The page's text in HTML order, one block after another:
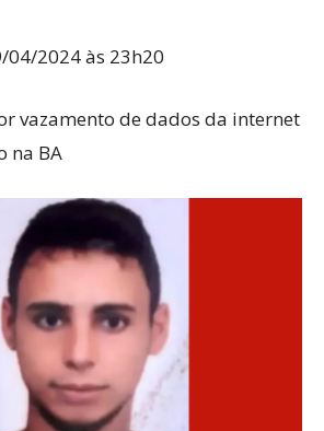
2024 às 23h20
vazamento de dados da internet
na BA